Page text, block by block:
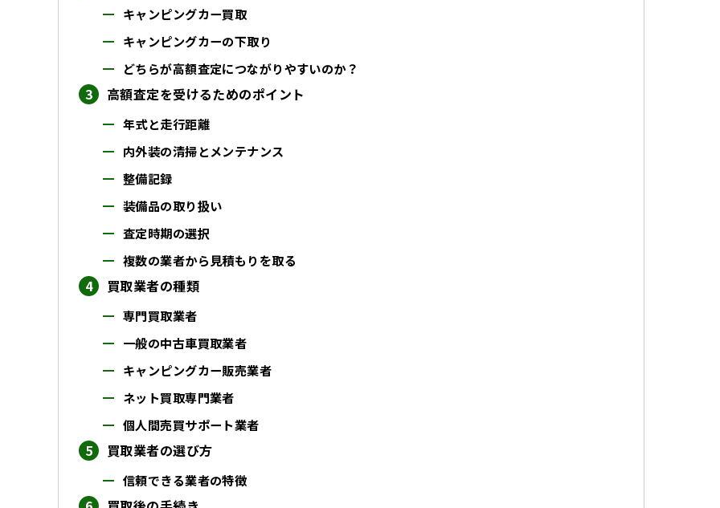
キャンピングカー買取
キャンピングカーの下取り
どちらが高額査定につながりやすいのか？
高額査定を受けるためのポイント
年式と走行距離
内外装の清掃とメンテナンス
整備記録
装備品の取り扱い
査定時期の選択
複数の業者から見積もりを取る
買取業者の種類
専門買取業者
一般の中古車買取業者
キャンピングカー販売業者
ネット買取専門業者
個人間売買サポート業者
買取業者の選び方
信頼できる業者の特徴